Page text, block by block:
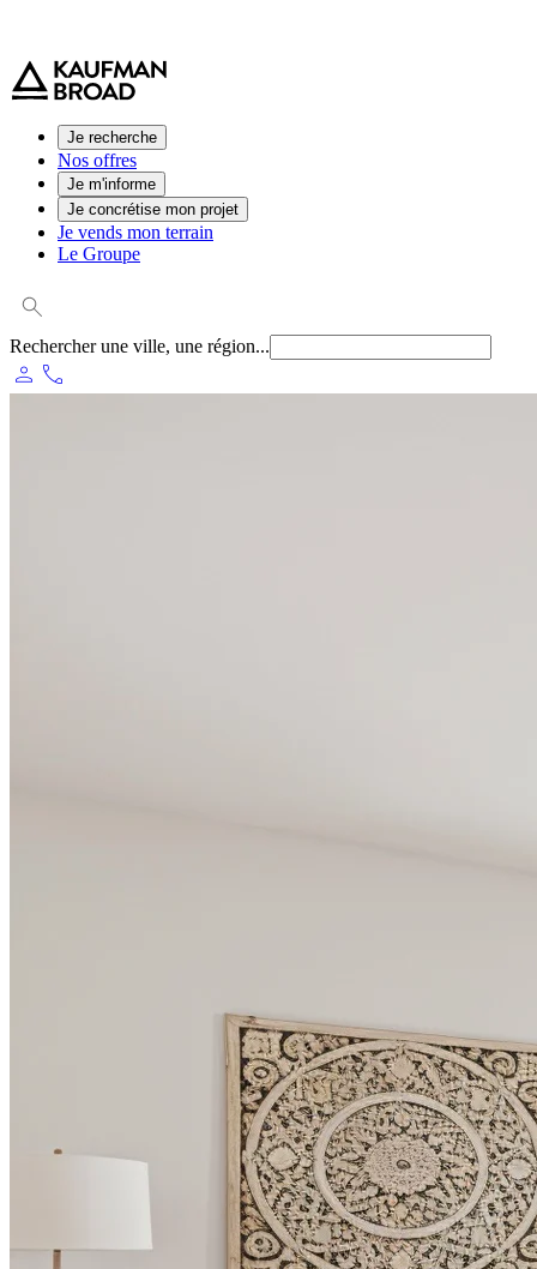
Je recherche
Nos offres
Je m'informe
Je concrétise mon projet
Je vends mon terrain
Le Groupe
Rechercher une ville, une région...
person phone